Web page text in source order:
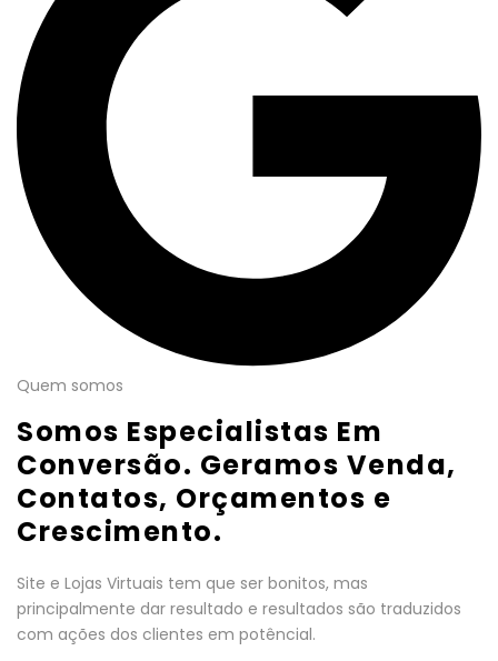
Quem somos
Somos Especialistas Em
Conversão. Geramos Venda,
Contatos, Orçamentos e
Crescimento.
Site e Lojas Virtuais tem que ser bonitos, mas
principalmente dar resultado e resultados são traduzidos
com ações dos clientes em potêncial.